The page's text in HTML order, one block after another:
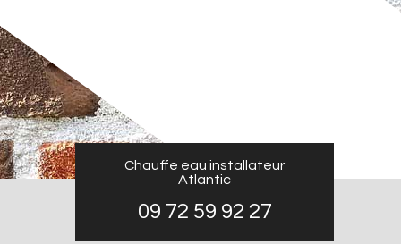
Chauffe eau installateur
Atlantic
09 72 59 92 27